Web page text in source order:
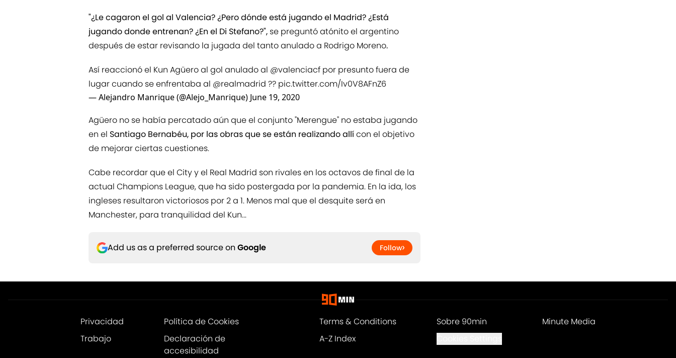
"¿Le cagaron el gol al Valencia? ¿Pero dónde está jugando el Madrid? ¿Está
jugando donde entrenan? ¿En el Di Stefano?", se preguntó atónito el argentino
después de estar revisando la jugada del tanto anulado a Rodrigo Moreno.
Así reaccionó el Kun Agüero al gol anulado al ⁦ @valenciacf ⁩ por presunto fuera de
lugar cuando se enfrentaba al ⁦ @realmadrid ⁩ ?? pic.twitter.com/Iv0V8AFnZ6
— Alejandro Manrique (@Alejo_Manrique) June 19, 2020
Agüero no se había percatado aún que el conjunto "Merengue" no estaba jugando
en el Santiago Bernabéu, por las obras que se están realizando allícon el objetivo
de mejorar ciertas cuestiones.
Cabe recordar que el City y el Real Madrid son rivales en los octavos de final de la
actual Champions League, que ha sido postergada por la pandemia. En la ida, los
ingleses resultaron victoriosos por 2 a 1. Menos mal que el desquite será en
Manchester, para tranquilidad del Kun...
Add us as a preferred source on Google Follow
Privacidad Política de Cookies Terms & Conditions Sobre 90min
Minute Media
Trabajo
Declaración de
accesibilidad
A-Z Index